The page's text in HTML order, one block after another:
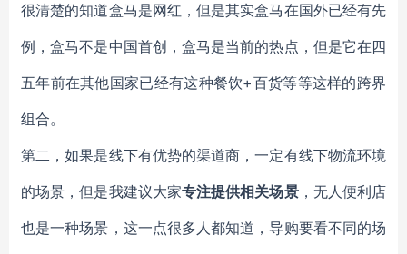
很清楚的知道盒马是网红，但是其实盒马在国外已经有先
例，盒马不是中国首创，盒马是当前的热点，但是它在四
五年前在其他国家已经有这种餐饮+百货等等这样的跨界
组合。
第二，如果是线下有优势的渠道商，一定有线下物流环境
的场景，但是我建议大家专注提供相关场景，无人便利店
也是一种场景，这一点很多人都知道，导购要看不同的场